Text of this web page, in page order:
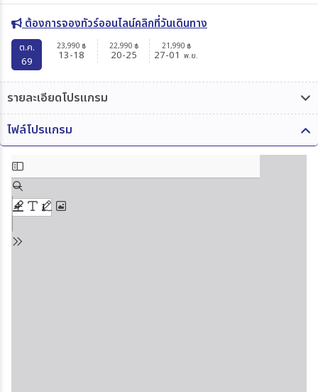
ต้องการจองทัวร์ออนไลน์คลิกที่วันเดินทาง
ต.ค.
69
23,990 ฿
13-18
22,990 ฿
20-25
21,990 ฿
27-01 พ.ย.
รายละเอียดโปรแกรม
ไฟล์โปรแกรม